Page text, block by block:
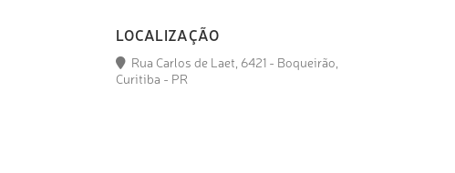
LOCALIZAÇÃO
Rua Carlos de Laet, 6421 - Boqueirão,
Curitiba - PR